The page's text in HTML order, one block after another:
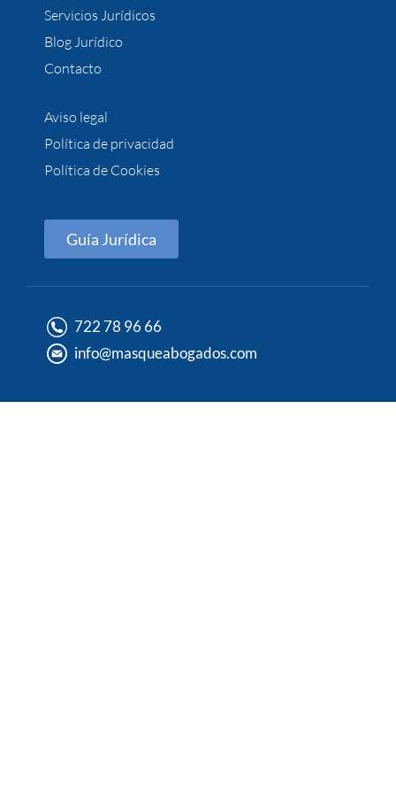
Servicios Jurídicos
Blog Jurídico
Contacto
Aviso legal
Política de privacidad
Política de Cookies
Guía Jurídica
722 78 96 66
info@masqueabogados.com